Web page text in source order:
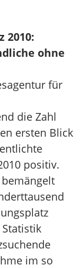
2010:
ohne
für
die Zahl
ersten Blick
positiv.
im so